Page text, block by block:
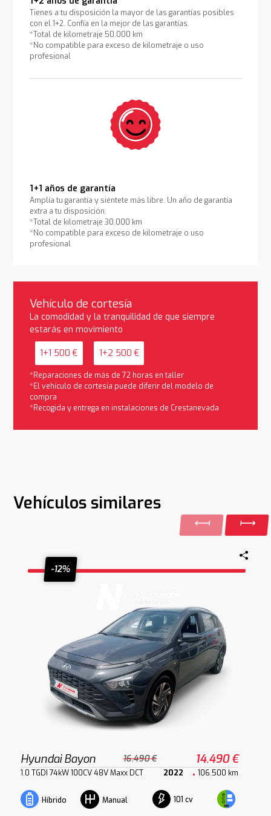
Tienes a tu disposición la mayor de las garantías posibles
con el 1+2. Confía en la mejor de las garantías.
*Total de kilometraje 50.000 km
*No compatible para exceso de kilometraje o uso
profesional
1+1 años de garantía
Amplía tu garantía y siéntete más libre. Un año de garantía
extra a tu disposición.
*Total de kilometraje 30.000 km
*No compatible para exceso de kilometraje o uso
profesional
Vehículo de cortesía
La comodidad y la tranquilidad de que siempre
estarás en movimiento
1+1 500 € 1+2 500 €
*Reparaciones de más de 72 horas en taller
*El vehículo de cortesía puede diferir del modelo de
compra
*Recogida y entrega en instalaciones de Crestanevada
Vehículos similares
-12%
Hyundai Bayon 16.490 € 14.490 €
1.0 TGDI 74kW 100CV 48V Maxx DCT 2022 106.500 km
Híbrido Manual 101 cv